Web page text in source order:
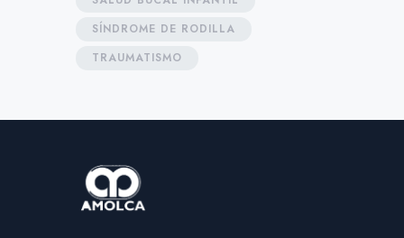
SÍNDROME DE RODILLA
TRAUMATISMO